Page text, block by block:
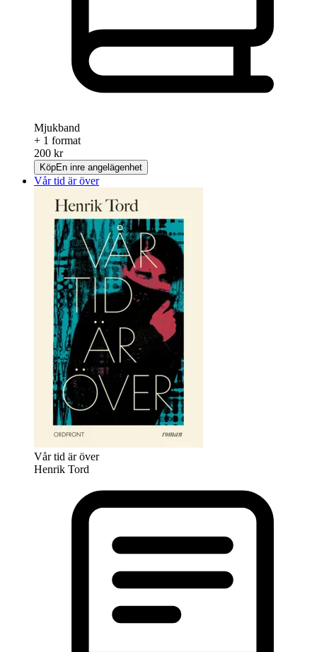
Mjukband
+ 1 format
200 kr
KöpEn inre angelägenhet
Vår tid är över
Vår tid är över
Henrik Tord